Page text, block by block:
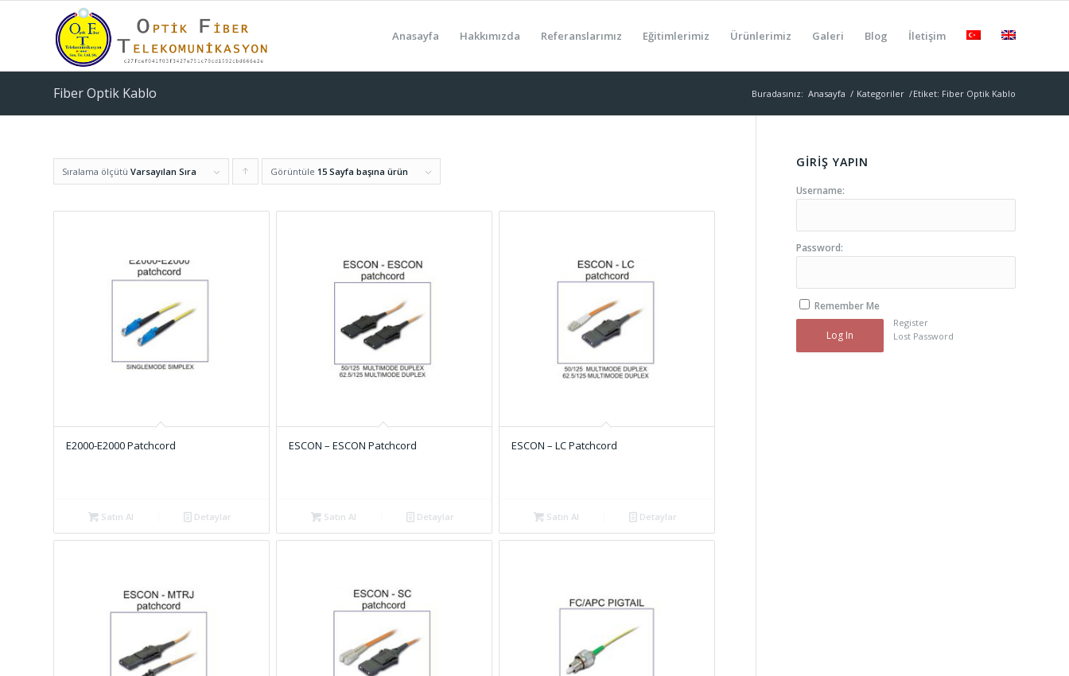
Anasayfa Hakkımızda Referanslarımız Eğitimlerimiz Ürünlerimiz Galeri Blog İletişim
Fiber Optik Kablo Buradasınız: Anasayfa / Kategoriler /Etiket: Fiber Optik Kablo
Sıralama ölçütü Varsayılan Sıra Ürünleri
Görüntüle 15 Sayfa başına ürün
E2000-E2000 Patchcord
Satın Al Detaylar
ESCON – ESCON Patchcord
Satın Al Detaylar
ESCON – LC Patchcord
Satın Al Detaylar
GİRİŞ YAPIN
Username:
Password:
Remember Me
Log In
Register
Lost Password